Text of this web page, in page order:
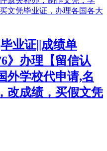
业证||成绩单
》办理【留信认
外学校代申请,名
改成绩，买假文凭